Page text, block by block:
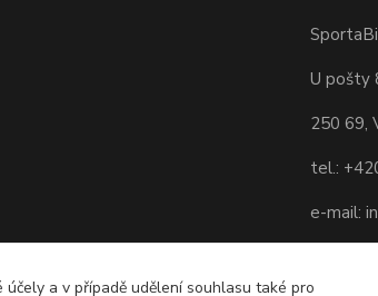
U pošty
250 69,
tel.:
e-mail:
a v případě udělení souhlasu také pro